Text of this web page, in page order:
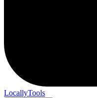
LocallyTools